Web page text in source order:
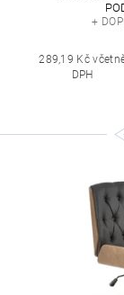
+
289,19 Kč
DPH